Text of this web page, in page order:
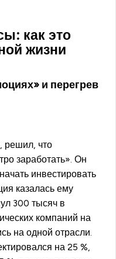
как это
жизни
и перегрев
решил, что
заработать». Он
инвестировать
казалась ему
300 тысяч в
компаний на
на одной отрасли.
на 25 %,